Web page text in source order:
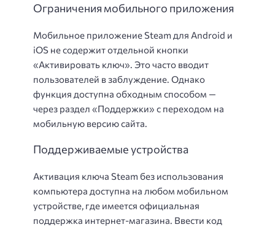
Ограничения мобильного приложения
Мобильное приложение Steam для Android и
iOS не содержит отдельной кнопки
«Активировать ключ». Это часто вводит
пользователей в заблуждение. Однако
функция доступна обходным способом —
через раздел «Поддержки» с переходом на
мобильную версию сайта.
Поддерживаемые устройства
Активация ключа Steam без использования
компьютера доступна на любом мобильном
устройстве, где имеется официальная
поддержка интернет-магазина. Ввести код